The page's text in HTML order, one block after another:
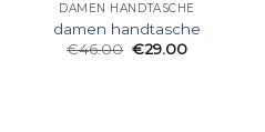
DAMEN HANDTASCHE
damen handtasche
€46.00 €29.00